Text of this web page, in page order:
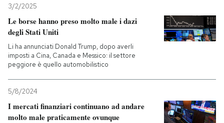
CALENDARIO
AREA PERSONALE
Entra
3/2/2025
Le borse hanno preso molto male i dazi
degli Stati Uniti
Li ha annunciati Donald Trump, dopo averli
imposti a Cina, Canada e Messico: il settore
peggiore è quello automobilistico
5/8/2024
I mercati finanziari continuano ad andare
molto male praticamente ovunque